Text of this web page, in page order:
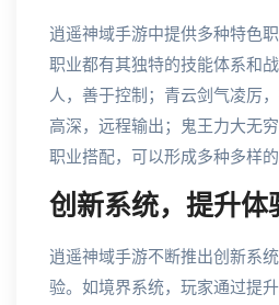
逍遥神域手游中提供多种特色
职业都有其独特的技能体系和
人，善于控制；青云剑气凌厉
高深，远程输出；鬼王力大无
职业搭配，可以形成多种多样的
创新系统，提升体
逍遥神域手游不断推出创新系
验。如境界系统，玩家通过提